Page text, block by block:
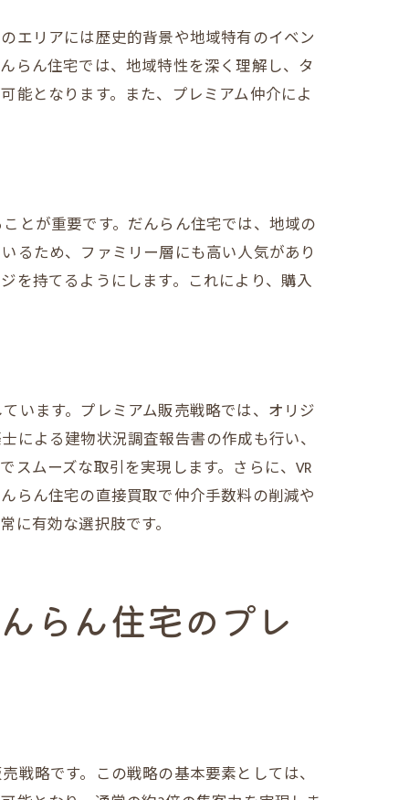
エリアには歴史的背景や地域特有のイベン
らん住宅では、地域特性を深く理解し、タ
能となります。また、プレミアム仲介によ
とが重要です。だんらん住宅では、地域の
るため、ファミリー層にも高い人気があり
を持てるようにします。これにより、購入
います。プレミアム販売戦略では、オリジ
よる建物状況調査報告書の作成も行い、
ムーズな取引を実現します。さらに、VR
らん住宅の直接買取で仲介手数料の削減や
有効な選択肢です。
らん住宅のプレ
略です。この戦略の基本要素としては、